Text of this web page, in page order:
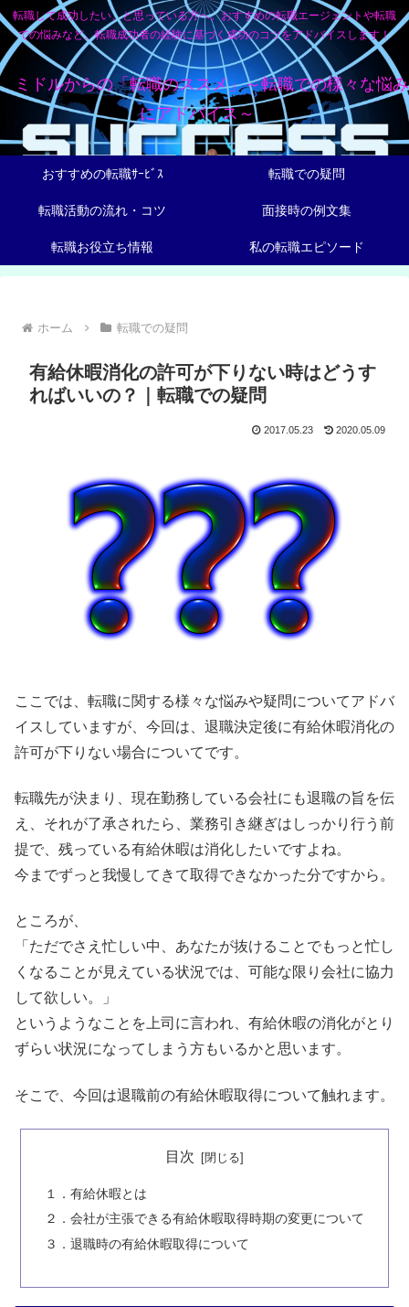
転職して成功したい、と思っている方へ。おすすめの転職エージェントや転職
での悩みなど、転職成功者の経験に基づく成功のコツをアドバイスします！
ミドルからの「転職のススメ」～転職での様々な悩み
にアドバイス～
おすすめの転職ｻｰﾋﾞｽ 転職での疑問
転職活動の流れ・コツ 面接時の例文集
転職お役立ち情報 私の転職エピソード
ホーム 転職での疑問
有給休暇消化の許可が下りない時はどうす
ればいいの？｜転職での疑問
2017.05.23 2020.05.09
ここでは、転職に関する様々な悩みや疑問についてアドバ
イスしていますが、今回は、退職決定後に有給休暇消化の
許可が下りない場合についてです。
転職先が決まり、現在勤務している会社にも退職の旨を伝
え、それが了承されたら、業務引き継ぎはしっかり行う前
提で、残っている有給休暇は消化したいですよね。
今までずっと我慢してきて取得できなかった分ですから。
ところが、
「ただでさえ忙しい中、あなたが抜けることでもっと忙し
くなることが見えている状況では、可能な限り会社に協力
して欲しい。」
というようなことを上司に言われ、有給休暇の消化がとり
ずらい状況になってしまう方もいるかと思います。
そこで、今回は退職前の有給休暇取得について触れます。
目次
１．有給休暇とは
２．会社が主張できる有給休暇取得時期の変更について
３．退職時の有給休暇取得について